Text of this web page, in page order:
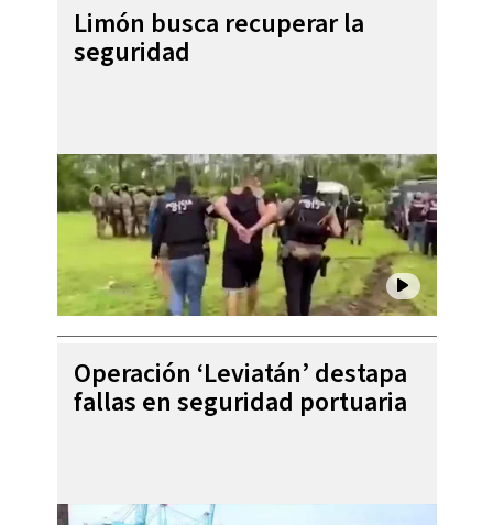
Limón busca recuperar la
seguridad
Operación ‘Leviatán’ destapa
fallas en seguridad portuaria